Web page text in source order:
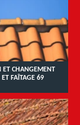
ET CHANGEMENT
ET FAÎTAGE 69